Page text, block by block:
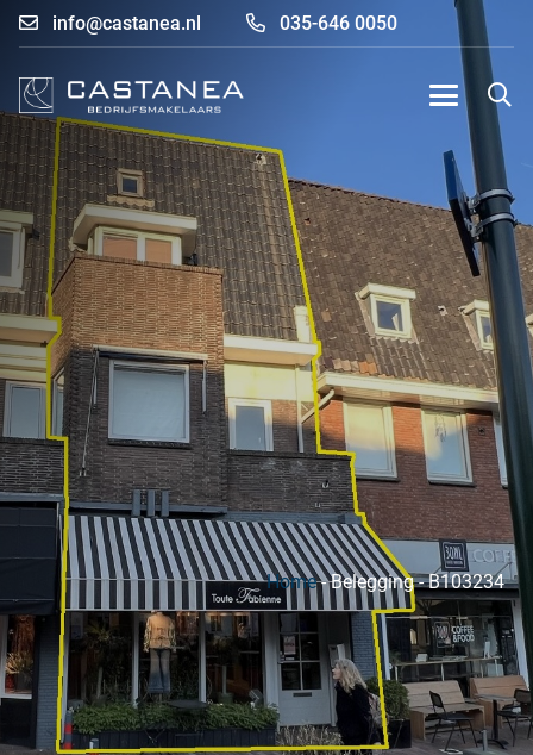
info@castanea.nl 035-646 0050
Home-Belegging-B103234